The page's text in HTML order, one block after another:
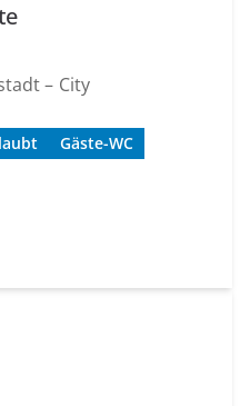
– City
Gäste-WC